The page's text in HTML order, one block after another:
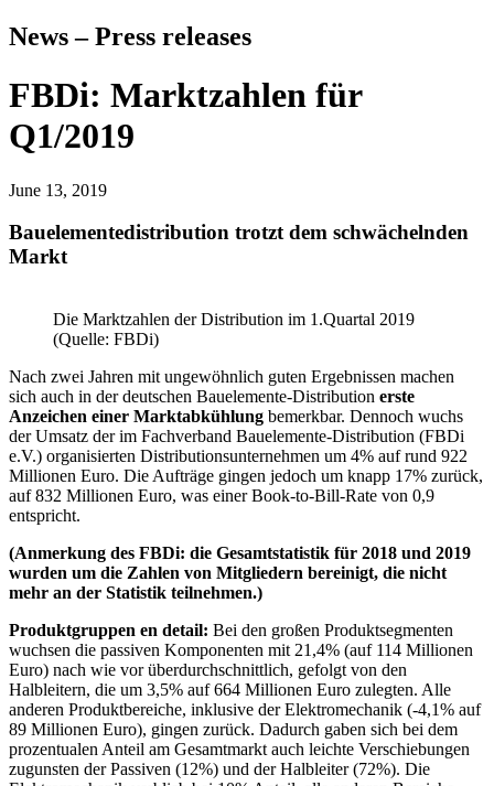
News – Press releases
FBDi: Marktzahlen für
Q1/2019
June 13, 2019
Bauelementedistribution trotzt dem schwächelnden
Markt
Die Marktzahlen der Distribution im 1.Quartal 2019
(Quelle: FBDi)
Nach zwei Jahren mit ungewöhnlich guten Ergebnissen machen
sich auch in der deutschen Bauelemente-Distribution erste
Anzeichen einer Marktabkühlung bemerkbar. Dennoch wuchs
der Umsatz der im Fachverband Bauelemente-Distribution (FBDi
e.V.) organisierten Distributionsunternehmen um 4% auf rund 922
Millionen Euro. Die Aufträge gingen jedoch um knapp 17% zurück,
auf 832 Millionen Euro, was einer Book-to-Bill-Rate von 0,9
entspricht.
(Anmerkung des FBDi: die Gesamtstatistik für 2018 und 2019
wurden um die Zahlen von Mitgliedern bereinigt, die nicht
mehr an der Statistik teilnehmen.)
Produktgruppen en detail: Bei den großen Produktsegmenten
wuchsen die passiven Komponenten mit 21,4% (auf 114 Millionen
Euro) nach wie vor überdurchschnittlich, gefolgt von den
Halbleitern, die um 3,5% auf 664 Millionen Euro zulegten. Alle
anderen Produktbereiche, inklusive der Elektromechanik (-4,1% auf
89 Millionen Euro), gingen zurück. Dadurch gaben sich bei dem
prozentualen Anteil am Gesamtmarkt auch leichte Verschiebungen
zugunsten der Passiven (12%) und der Halbleiter (72%). Die